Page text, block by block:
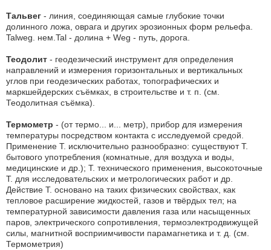
Тальвег - линия, соединяющая самые глубокие точки
долинного ложа, оврага и других эрозионных форм рельефа.
Talweg. нем.Tal - долина + Weg - путь, дорога.
Теодолит - геодезический инструмент для определения
направлений и измерения горизонтальных и вертикальных
углов при геодезических работах, топографических и
маркшейдерских съёмках, в строительстве и т. п. (см.
Теодолитная съёмка).
Термометр - (от термо... и... метр), прибор для измерения
температуры посредством контакта с исследуемой средой.
Применение Т. исключительно разнообразно: существуют Т.
бытового употребления (комнатные, для воздуха и воды,
медицинские и др.); Т. технического применения, высокоточные
Т. для исследовательских и метрологических работ и др.
Действие Т. основано на таких физических свойствах, как
тепловое расширение жидкостей, газов и твёрдых тел; на
температурной зависимости давления газа или насыщенных
паров, электрического сопротивления, термоэлектродвижущей
силы, магнитной восприимчивости парамагнетика и т. д. (см.
Термометрия)